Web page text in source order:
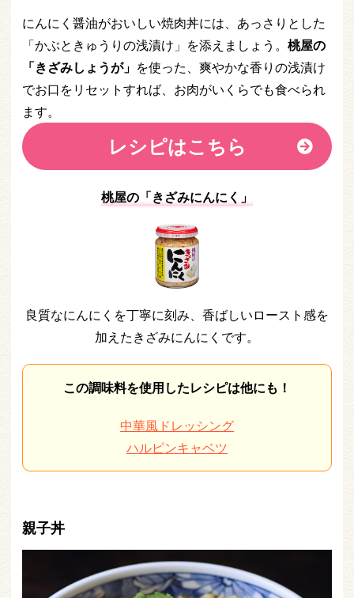
にんにく醤油がおいしい焼肉丼には、あっさりとした
「かぶときゅうりの浅漬け」を添えましょう。 桃屋の
「きざみしょうが」 を使った、爽やかな香りの浅漬け
でお口をリセットすれば、お肉がいくらでも食べられ
ます。
レシピはこちら
桃屋の「きざみにんにく」
良質なにんにくを丁寧に刻み、香ばしいロースト感を
加えたきざみにんにくです。
この調味料を使用したレシピは他にも！
中華風ドレッシング
ハルピンキャベツ
親子丼